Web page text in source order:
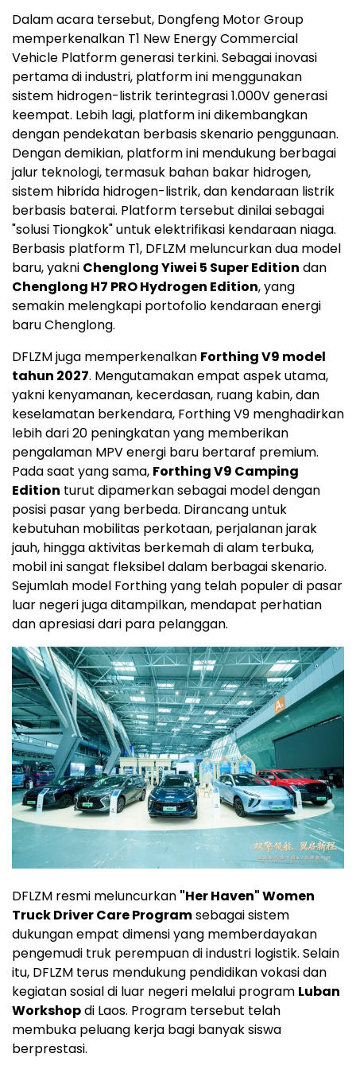
Dalam acara tersebut, Dongfeng Motor Group
memperkenalkan T1 New Energy Commercial
Vehicle Platform generasi terkini. Sebagai inovasi
pertama di industri, platform ini menggunakan
sistem hidrogen-listrik terintegrasi 1.000V generasi
keempat. Lebih lagi, platform ini dikembangkan
dengan pendekatan berbasis skenario penggunaan.
Dengan demikian, platform ini mendukung berbagai
jalur teknologi, termasuk bahan bakar hidrogen,
sistem hibrida hidrogen-listrik, dan kendaraan listrik
berbasis baterai. Platform tersebut dinilai sebagai
"solusi Tiongkok" untuk elektrifikasi kendaraan niaga.
Berbasis platform T1, DFLZM meluncurkan dua model
baru, yakni Chenglong Yiwei 5 Super Edition dan
Chenglong H7 PRO Hydrogen Edition, yang
semakin melengkapi portofolio kendaraan energi
baru Chenglong.
DFLZM juga memperkenalkan Forthing V9 model
tahun 2027. Mengutamakan empat aspek utama,
yakni kenyamanan, kecerdasan, ruang kabin, dan
keselamatan berkendara, Forthing V9 menghadirkan
lebih dari 20 peningkatan yang memberikan
pengalaman MPV energi baru bertaraf premium.
Pada saat yang sama, Forthing V9 Camping
Edition turut dipamerkan sebagai model dengan
posisi pasar yang berbeda. Dirancang untuk
kebutuhan mobilitas perkotaan, perjalanan jarak
jauh, hingga aktivitas berkemah di alam terbuka,
mobil ini sangat fleksibel dalam berbagai skenario.
Sejumlah model Forthing yang telah populer di pasar
luar negeri juga ditampilkan, mendapat perhatian
dan apresiasi dari para pelanggan.
DFLZM resmi meluncurkan "Her Haven" Women
Truck Driver Care Programsebagai sistem
dukungan empat dimensi yang memberdayakan
pengemudi truk perempuan di industri logistik. Selain
itu, DFLZM terus mendukung pendidikan vokasi dan
kegiatan sosial di luar negeri melalui program Luban
Workshopdi Laos. Program tersebut telah
membuka peluang kerja bagi banyak siswa
berprestasi.